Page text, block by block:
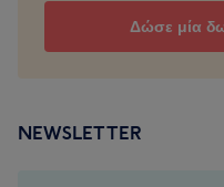
Δώσε μία
NEWSLETTER